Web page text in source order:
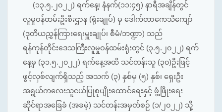
(၁၃.၅.၂၀၂၂) ရက်နေ့၊ နံနက်(၁၁:၄၅) နာရီအချိန်တွင်
လူမှုဝန်ထမ်းဦးစီးဌာန (ရုံးချုပ်) မှ ဒေါက်တာကေသီကျော်
(ဒုတိယညွှန်ကြားရေးမှူးချုပ်၊ စီမံ/ဘဏ္ဍာ) သည်
ရန်ကုန်တိုင်းဒေသကြီးလူမှုဝန်ထမ်းရုံးတွင် (၃.၅.၂၀၂၂) ရက်
နေ့မှ (၃၁.၅.၂၀၂၂) ရက်နေ့အထိ သင်တန်းသူ (၃၀)ဦးဖြင့်
ဖွင့်လှစ်လျက်ရှိသည့် အသက် (၃) နှစ်မှ (၅) နှစ်၊ ရှေးဦး
အရွယ်ကလေးသူငယ်ပြုစုပျိုးထောင်ရေးနှင့် ဖွံ့ဖြိုးရေး
ဆိုင်ရာအခြေခံ (အခမဲ့) သင်တန်းအမှတ်စဉ် (၁/၂၀၂၂) သို့